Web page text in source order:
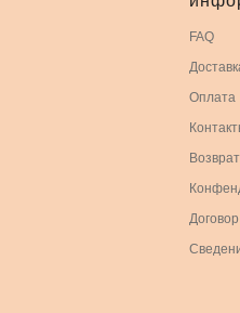
FAQ
Оплата